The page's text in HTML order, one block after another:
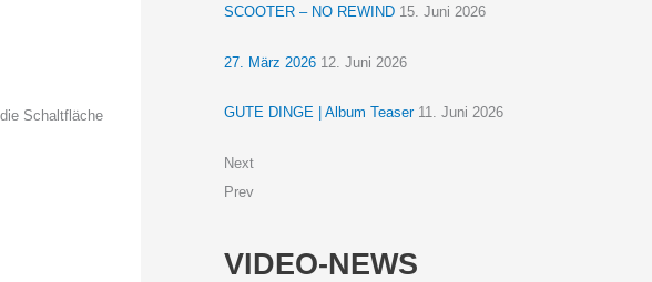
Schaltfläche
SCOOTER – NO REWIND 15. Juni 2026
27. März 2026 12. Juni 2026
GUTE DINGE | Album Teaser 11. Juni 2026
Next
Prev
VIDEO-NEWS